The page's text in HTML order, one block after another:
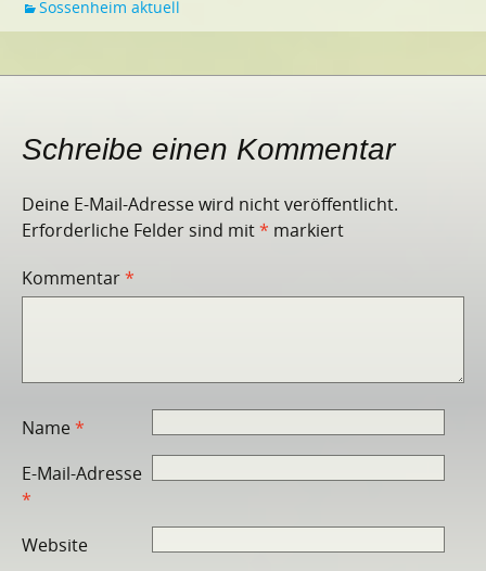
Sossenheim aktuell
Schreibe einen Kommentar
Deine E-Mail-Adresse wird nicht veröffentlicht.
Erforderliche Felder sind mit* markiert
Kommentar*
Name*
E-Mail-Adresse
*
Website